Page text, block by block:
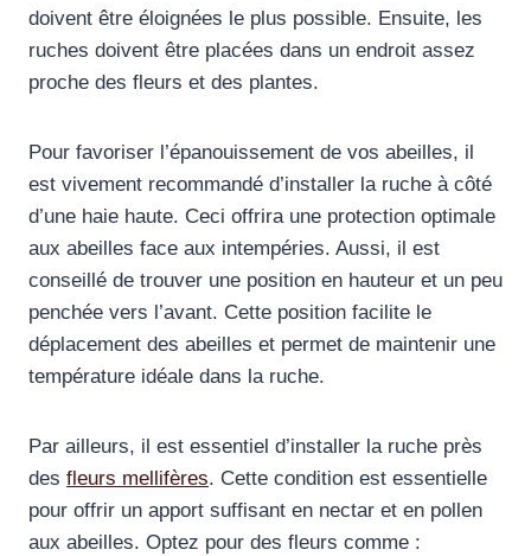
doivent être éloignées le plus possible. Ensuite, les
ruches doivent être placées dans un endroit assez
proche des fleurs et des plantes.
Pour favoriser l’épanouissement de vos abeilles, il
est vivement recommandé d’installer la ruche à côté
d’une haie haute. Ceci offrira une protection optimale
aux abeilles face aux intempéries. Aussi, il est
conseillé de trouver une position en hauteur et un peu
penchée vers l’avant. Cette position facilite le
déplacement des abeilles et permet de maintenir une
température idéale dans la ruche.
Par ailleurs, il est essentiel d’installer la ruche près
des fleurs mellifères. Cette condition est essentielle
pour offrir un apport suffisant en nectar et en pollen
aux abeilles. Optez pour des fleurs comme :